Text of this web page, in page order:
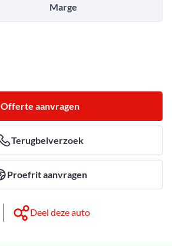
Marge
Offerte aanvragen
Terugbelverzoek
Proefrit aanvragen
Deel deze auto